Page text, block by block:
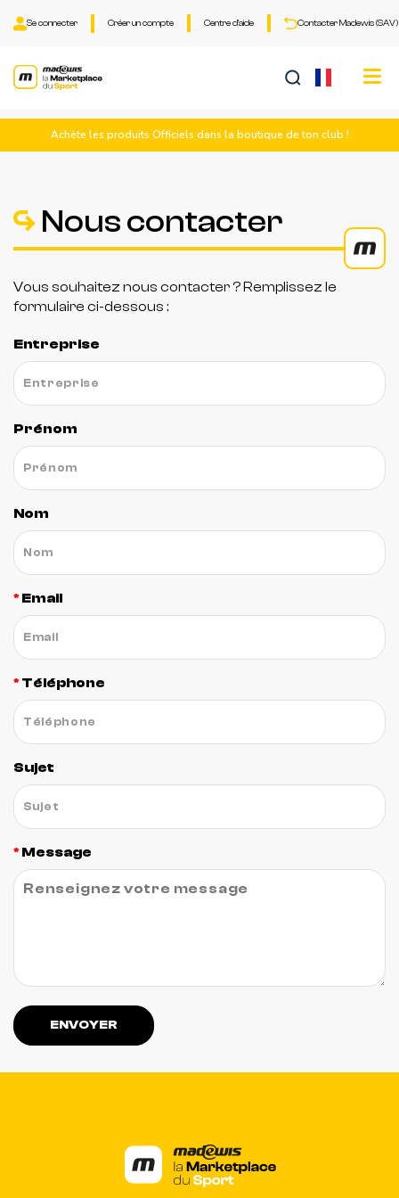
Centre d'aide Contacter Madewis (SAV)
Créer un compte
Se connecter
Achète les produits Officiels dans la boutique de ton club !
Nous contacter
Vous souhaitez nous contacter ? Remplissez le
formulaire ci-dessous :
Entreprise
Prénom
Nom
Email
Téléphone
Sujet
Message
ENVOYER